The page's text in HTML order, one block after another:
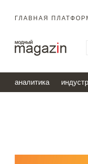
ГЛАВНАЯ
аналитика